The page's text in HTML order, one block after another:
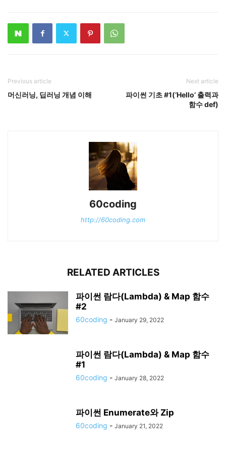
Previous article
머신러닝, 딥러닝 개념 이해
Next article
파이썬 기초 #1(‘Hello’ 출력과
함수 def)
60coding
http://60coding.com
RELATED ARTICLES
파이썬 람다(Lambda) & Map 함수
#2
60coding - January 29, 2022
파이썬 람다(Lambda) & Map 함수
#1
60coding - January 28, 2022
파이썬 Enumerate와 Zip
60coding - January 21, 2022